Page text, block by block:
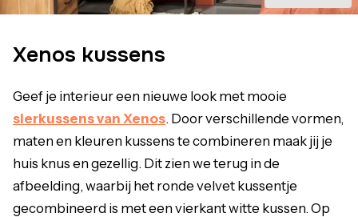
Xenos kussens
Geef je interieur een nieuwe look met mooie
sierkussens van Xenos. Door verschillende vormen,
maten en kleuren kussens te combineren maak jij je
huis knus en gezellig. Dit zien we terug in de
afbeelding, waarbij het ronde velvet kussentje
gecombineerd is met een vierkant witte kussen. Op